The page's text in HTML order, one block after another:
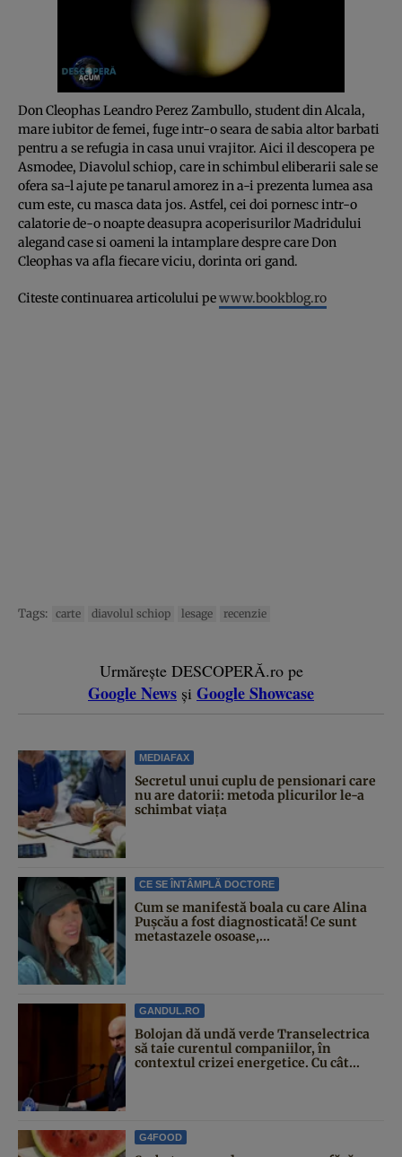
Don Cleophas Leandro Perez Zambullo, student din Alcala,
mare iubitor de femei, fuge intr-o seara de sabia altor barbati
pentru a se refugia in casa unui vrajitor. Aici il descopera pe
Asmodee, Diavolul schiop, care in schimbul eliberarii sale se
ofera sa-l ajute pe tanarul amorez in a-i prezenta lumea asa
cum este, cu masca data jos. Astfel, cei doi pornesc intr-o
calatorie de-o noapte deasupra acoperisurilor Madridului
alegand case si oameni la intamplare despre care Don
Cleophas va afla fiecare viciu, dorinta ori gand.
Citeste continuarea articolului pewww.bookblog.ro
Tags: carte diavolul schiop lesage recenzie
Urmărește DESCOPERĂ.ro pe
Google News și Google Showcase
MEDIAFAX
Secretul unui cuplu de pensionari care
nu are datorii: metoda plicurilor le-a
schimbat viața
CE SE ÎNTÂMPLĂ DOCTORE
Cum se manifestă boala cu care Alina
Pușcău a fost diagnosticată! Ce sunt
metastazele osoase,...
GANDUL.RO
Bolojan dă undă verde Transelectrica
să taie curentul companiilor, în
contextul crizei energetice. Cu cât...
G4FOOD